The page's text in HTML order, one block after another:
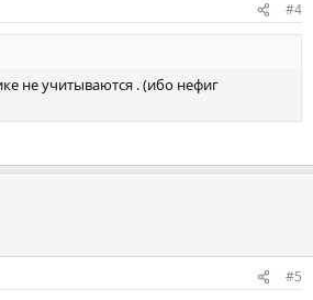
#4
не учитываются . (ибо нефиг
#5